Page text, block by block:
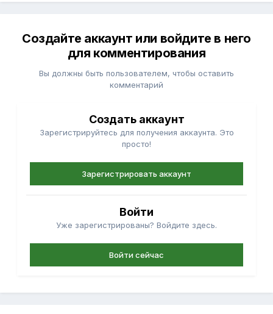
Создайте аккаунт или войдите в него
для комментирования
Вы должны быть пользователем, чтобы оставить
комментарий
Создать аккаунт
Зарегистрируйтесь для получения аккаунта. Это
просто!
Зарегистрировать аккаунт
Войти
Уже зарегистрированы? Войдите здесь.
Войти сейчас